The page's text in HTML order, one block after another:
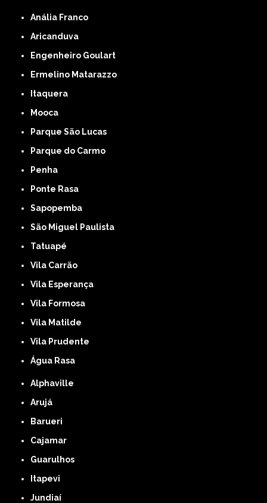
Anália Franco
Aricanduva
Engenheiro Goulart
Ermelino Matarazzo
Itaquera
Mooca
Parque São Lucas
Parque do Carmo
Penha
Ponte Rasa
Sapopemba
São Miguel Paulista
Tatuapé
Vila Carrão
Vila Esperança
Vila Formosa
Vila Matilde
Vila Prudente
Água Rasa
Alphaville
Arujá
Barueri
Cajamar
Guarulhos
Itapevi
Jundiaí